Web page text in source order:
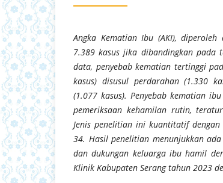
Angka Kematian Ibu (AKI),
7.389 kasus jika dibandingkan pada
data, penyebab kematian tertinggi
kasus) disusul perdarahan (1.330
(1.077 kasus). Penyebab kematian
pemeriksaan kehamilan rutin,
Jenis penelitian ini kuantitatif
34. Hasil penelitian menunjukkan
dan dukungan keluarga ibu hamil
Klinik Kabupaten Serang tahun 2023